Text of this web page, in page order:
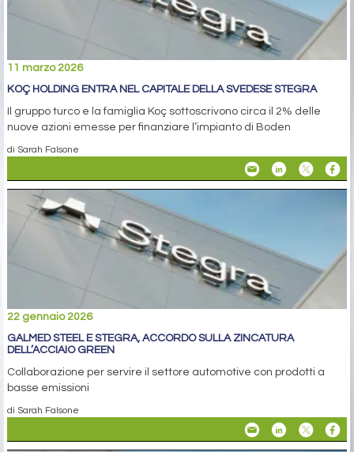
11 marzo 2026
KOÇ HOLDING ENTRA NEL CAPITALE DELLA SVEDESE STEGRA
Il gruppo turco e la famiglia Koç sottoscrivono circa il 2% delle
nuove azioni emesse per finanziare l’impianto di Boden
di Sarah Falsone
22 gennaio 2026
GALMED STEEL E STEGRA, ACCORDO SULLA ZINCATURA
DELL’ACCIAIO GREEN
Collaborazione per servire il settore automotive con prodotti a
basse emissioni
di Sarah Falsone